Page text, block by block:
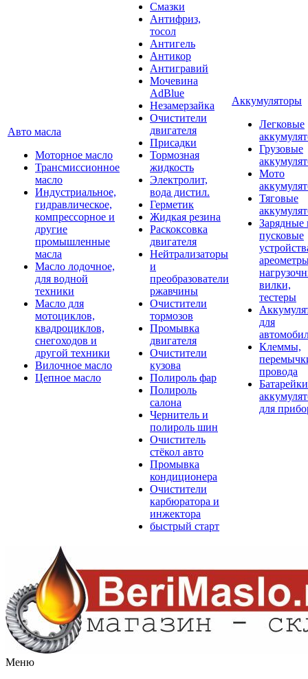
Авто масла
Моторное масло
Трансмиссионное
масло
Индустриальное,
гидравлическое,
компрессорное и
другие
промышленные
масла
Масло лодочное,
для водной
техники
Масло для
мотоциклов,
квадроциклов,
снегоходов и
другой техники
Вилочное масло
Цепное масло
Смазки
Антифриз,
тосол
Антигель
Антикор
Антигравий
Мочевина
AdBlue
Незамерзайка
Очистители
двигателя
Присадки
Тормозная
жидкость
Электролит,
вода дистил.
Герметик
Жидкая резина
Раскоксовка
двигателя
Нейтрализаторы
и
преобразователи
ржавчины
Очистители
тормозов
Промывка
двигателя
Очистители
кузова
Полироль фар
Полироль
салона
Чернитель и
полироль шин
Очиститель
стёкол авто
Промывка
кондиционера
Очистители
карбюратора и
инжектора
быстрый старт
Аккумуляторы
Легковые
Грузовые
Мото
Тяговые
Зарядные
пусковые
вилки,
тестеры
для
Клеммы,
провода
для
Меню